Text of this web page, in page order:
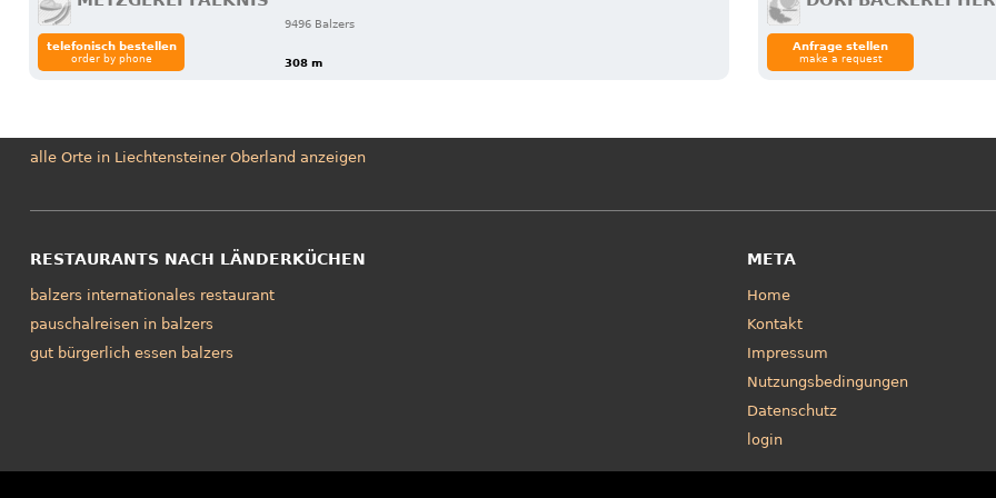
9496 Balzers
308 m
telefonisch bestellen
order by phone
Anfrage stellen
make a request
alle Orte in Liechtensteiner Oberland anzeigen
RESTAURANTS NACH LÄNDERKÜCHEN
balzers internationales restaurant
pauschalreisen in balzers
gut bürgerlich essen balzers
META
Home
Kontakt
Impressum
Nutzungsbedingungen
Datenschutz
login